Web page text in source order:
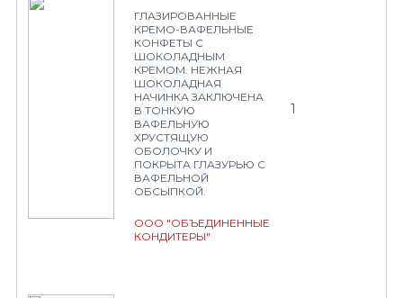
ГЛАЗИРОВАННЫЕ
КРЕМО-ВАФЕЛЬНЫЕ
КОНФЕТЫ С
ШОКОЛАДНЫМ
КРЕМОМ. НЕЖНАЯ
ШОКОЛАДНАЯ
НАЧИНКА ЗАКЛЮЧЕНА
В ТОНКУЮ
ВАФЕЛЬНУЮ
ХРУСТЯЩУЮ
ОБОЛОЧКУ И
ПОКРЫТА ГЛАЗУРЬЮ С
ВАФЕЛЬНОЙ
ОБСЫПКОЙ.
ООО "ОБЪЕДИНЕННЫЕ
КОНДИТЕРЫ"
1